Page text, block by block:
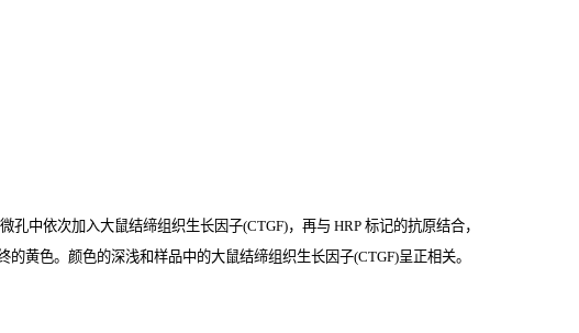
孔中依次加入大鼠结缔组织生长因子(CTGF)，再与 HRP 标记的抗原结合，
黄色。颜色的深浅和样品中的大鼠结缔组织生长因子(CTGF)呈正相关。